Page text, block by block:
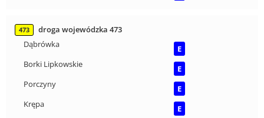
473
droga wojewódzka 473
Dąbrówka
E
Borki Lipkowskie
E
Porczyny
E
Krępa
E